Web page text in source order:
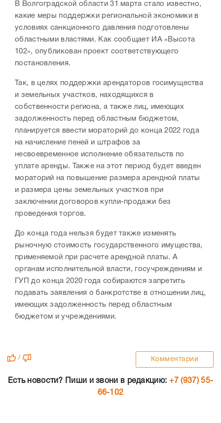
В Волгоградской области 31 марта стало известно,
какие меры поддержки региональной экономики в
условиях санкционного давления подготовлены
областными властями. Как сообщает ИА «Высота
102», опубликован проект соответствующего
постановления.
Так, в целях поддержки арендаторов госимущества
и земельных участков, находящихся в
собственности региона, а также лиц, имеющих
задолженность перед областным бюджетом,
планируется ввести мораторий до конца 2022 года
на начисление пеней и штрафов за
несвоевременное исполнение обязательств по
уплате аренды. Также на этот период будет введен
мораторий на повышение размера арендной платы
и размера цены земельных участков при
заключении договоров купли-продажи без
проведения торгов.
До конца года нельзя будет также изменять
рыночную стоимость государственного имущества,
применяемой при расчете арендной платы. А
органам исполнительной власти, госучреждениям и
ГУП до конца 2020 года собираются запретить
подавать заявления о банкротстве в отношении лиц,
имеющих задолженность перед областным
бюджетом и учреждениями.
/ Комментарии
Есть новости? Пиши и звони в редакцию: +7 (937) 55-
66-102